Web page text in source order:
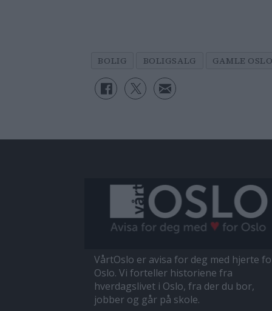
BOLIG BOLIGSALG GAMLE
VårtOslo er avisa for deg med hjerte
Oslo. Vi forteller historiene fra
hverdagslivet i Oslo, fra der du bor,
jobber og går på skole.